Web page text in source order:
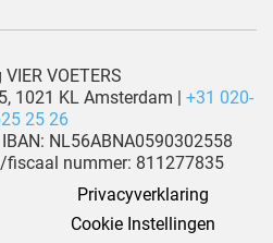
VOETERS
1021 KL Amsterdam | +31 020-
25 26
IBAN: NL56ABNA0590302558
fiscaal nummer: 811277835
Privacyverklaring
Cookie Instellingen